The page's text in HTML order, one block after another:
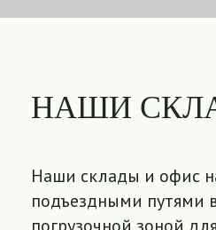
НАШИ
Наши склады и офис
подъездными путями